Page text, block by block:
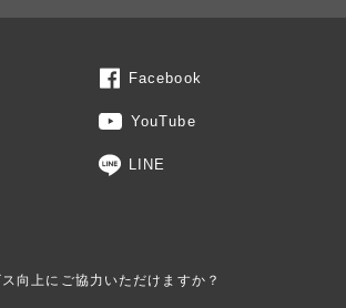
Facebook
YouTube
LINE
向上にご協力いただけますか？